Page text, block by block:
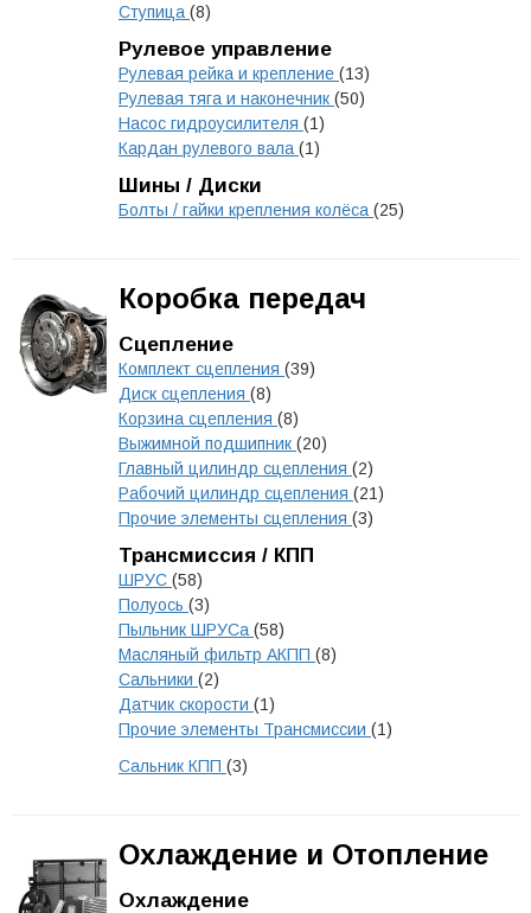
Ступица (8)
Рулевое управление
Рулевая рейка и крепление (13)
Рулевая тяга и наконечник (50)
Насос гидроусилителя (1)
Кардан рулевого вала (1)
Шины / Диски
Болты / гайки крепления колёса (25)
Коробка передач
Сцепление
Комплект сцепления (39)
Диск сцепления (8)
Корзина сцепления (8)
Выжимной подшипник (20)
Главный цилиндр сцепления (2)
Рабочий цилиндр сцепления (21)
Прочие элементы сцепления (3)
Трансмиссия / КПП
ШРУС (58)
Полуось (3)
Пыльник ШРУСа (58)
Масляный фильтр АКПП (8)
Сальники (2)
Датчик скорости (1)
Прочие элементы Трансмиссии (1)
Сальник КПП (3)
Охлаждение и Отопление
Охлаждение